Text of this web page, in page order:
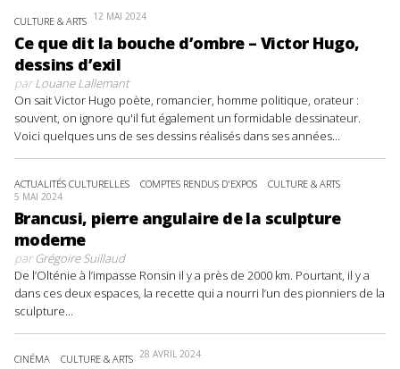
CULTURE & ARTS 12 MAI 2024
Ce que dit la bouche d’ombre – Victor Hugo,
dessins d’exil
parLouane Lallemant
On sait Victor Hugo poète, romancier, homme politique, orateur :
souvent, on ignore qu'il fut également un formidable dessinateur.
Voici quelques uns de ses dessins réalisés dans ses années...
ACTUALITÉS CULTURELLES COMPTES RENDUS D'EXPOS CULTURE & ARTS
5 MAI 2024
Brancusi, pierre angulaire de la sculpture
moderne
parGrégoire Suillaud
De l’Olténie à l’impasse Ronsin il y a près de 2000 km. Pourtant, il y a
dans ces deux espaces, la recette qui a nourri l’un des pionniers de la
sculpture...
CINÉMA CULTURE & ARTS 28 AVRIL 2024